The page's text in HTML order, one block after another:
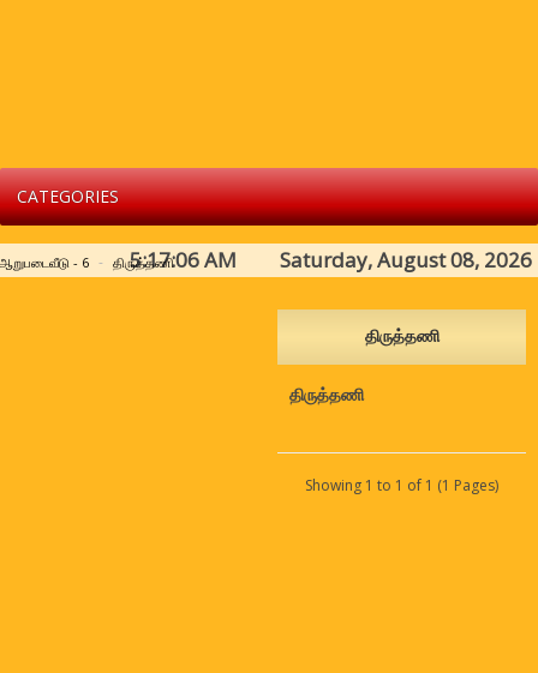
CATEGORIES
5:17:06 AM Saturday, August 08, 2026
ஆறுபடைவீடு - 6 திருத்தணி
திருத்தணி
திருத்தணி
Showing 1 to 1 of 1 (1 Pages)